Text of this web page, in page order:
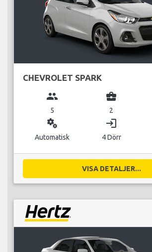
CHEVROLET SPARK
group
5
business_center
2
miscellaneous_services
Automatisk
login
4 Dörr
VISA DETALJER...